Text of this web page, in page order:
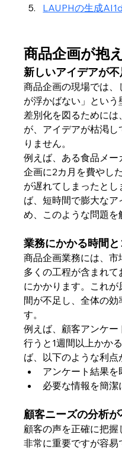
LAUPHの生成
商品企画が抱
新しいアイデアが
商品企画の現場では
が浮かばない」とい
差別化を図るために
が、アイデアが枯渇
りません。
例えば、ある食品メ
企画に2カ月を費やし
が遅れてしまったと
ば、短時間で膨大な
め、このような問題を
業務にかかる時間
商品企画業務には、
多くの工程が含まれ
にかかります。これ
間が不足し、全体の効
す。
例えば、顧客アンケ
行うと1週間以上かか
ば、以下のような利点
アンケート結果を
必要な情報を簡潔
顧客ニーズの分析
顧客の声を正確に把握
非常に重要ですが容